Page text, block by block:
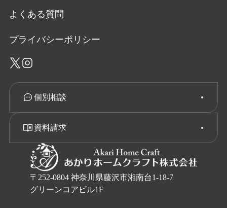
〒252-0804 神奈川県藤沢市湘南台1-18-7
グリーンコアビル1F
よくある質問
プライバシーポリシー
個別相談
資料請求